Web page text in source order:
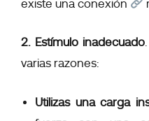
existe una conexión
2. Estímulo inadecuado
varias razones:
Utilizas una carga